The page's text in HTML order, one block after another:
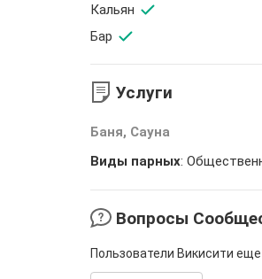
Кальян
Бар
Услуги
Баня, Сауна
Виды парных:
Вопросы
Пользователи Викисити